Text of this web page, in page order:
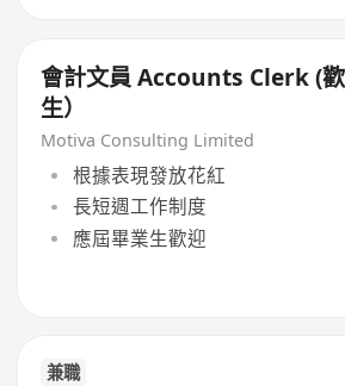
會計文員 Accounts Clerk (
生）
Motiva Consulting Limited
根據表現發放花紅
長短週工作制度
應屆畢業生歡迎
兼職